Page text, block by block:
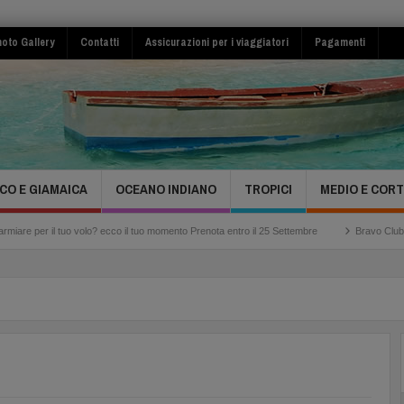
Gallery Contatti Assicurazioni per i viaggiatori Pagamenti
E GIAMAICA OCEANO INDIANO TROPICI MEDIO E
ecco il tuo momento Prenota entro il 25 Settembre Bravo Club Viva Miches